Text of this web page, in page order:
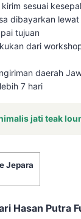
sesuai
dibayarkan
tujuan
dari
daerah
7 hari
jati teak
Jepara
Hasan Putra